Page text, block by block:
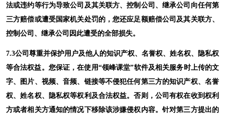
法或违约等行为导致公司及其关联方、控制公司、继承公司向任何第
三方赔偿或遭受国家机关处罚的，您还应足额赔偿公司及其关联方、
控制公司、继承公司因此遭受的全部损失。
7.3公司尊重并保护用户及他人的知识产权、名誉权、姓名权、隐私权
等合法权益。您保证，在使用“领峰课堂”软件及相关服务时上传的文
字、图片、视频、音频、链接等不侵犯任何第三方的知识产权、名誉
权、姓名权、隐私权等权利及合法权益。否则，公司有权在收到权利
方或者相关方通知的情况下移除该涉嫌侵权内容。针对第三方提出的